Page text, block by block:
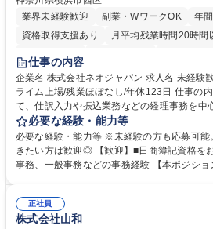
業界未経験歓迎
副業・WワークOK
年
資格取得支援あり
月平均残業時間20時間
未経験者歓迎
完全週休2日制
交通費支給 駅近5分以内
寮・社宅あり
仕事の内容
企業名 株式会社ネオジャパン 求人名 未経験歓迎【経理/みなとみらい】プ
ライム上場/残業ほぼなし/年休123日 仕事の内容 経理部門メンバーとし
て、仕訳入力や振込業務などの経理事務を中
力・確認業務からスタートし、既存メンバー
階的に経理知識を身につけていただきます。 【具体的には】 ■社内稟議に
基づく仕訳入力 ■月末の振込業務 ■明細作成
メンバーの業務サポート 【将来的には】 ■月
想定です。 募集職種 未経験歓迎【経理/みなとみらい】プライム上場/残業
ほぼなし/年休123日
必要な経験・能力等
必要な経験・能力等 ※未経験の方も応募可
きたい方は歓迎◎ 【歓迎】■日商簿記資格を
事務、一般事務などの事務経験 【本ポジションについて】 本ポジション
当し、3～5年をかけて月次決算・四半期決算
テップアップできます。また、残業は通常月
正社員
株式会社山和